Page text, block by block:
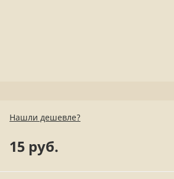
Нашли дешевле?
15 руб.